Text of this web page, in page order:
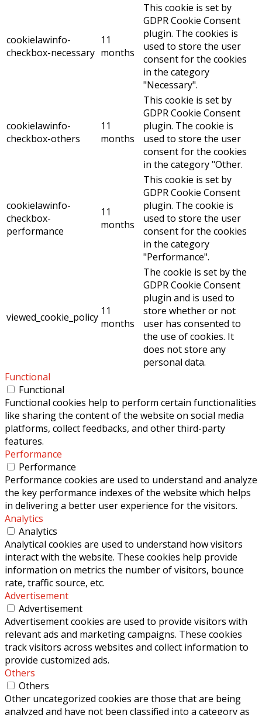
cookielawinfo-
checkbox-necessary
11
months
This cookie is set by
GDPR Cookie Consent
plugin. The cookies is
used to store the user
consent for the cookies
in the category
"Necessary".
cookielawinfo-
checkbox-others
11
months
This cookie is set by
GDPR Cookie Consent
plugin. The cookie is
used to store the user
consent for the cookies
in the category "Other.
cookielawinfo-
checkbox-
performance
11
months
This cookie is set by
GDPR Cookie Consent
plugin. The cookie is
used to store the user
consent for the cookies
in the category
"Performance".
viewed_cookie_policy 11
months
The cookie is set by the
GDPR Cookie Consent
plugin and is used to
store whether or not
user has consented to
the use of cookies. It
does not store any
personal data.
Functional
Functional
Functional cookies help to perform certain functionalities
like sharing the content of the website on social media
platforms, collect feedbacks, and other third-party
features.
Performance
Performance
Performance cookies are used to understand and analyze
the key performance indexes of the website which helps
in delivering a better user experience for the visitors.
Analytics
Analytics
Analytical cookies are used to understand how visitors
interact with the website. These cookies help provide
information on metrics the number of visitors, bounce
rate, traffic source, etc.
Advertisement
Advertisement
Advertisement cookies are used to provide visitors with
relevant ads and marketing campaigns. These cookies
track visitors across websites and collect information to
provide customized ads.
Others
Others
Other uncategorized cookies are those that are being
analyzed and have not been classified into a category as